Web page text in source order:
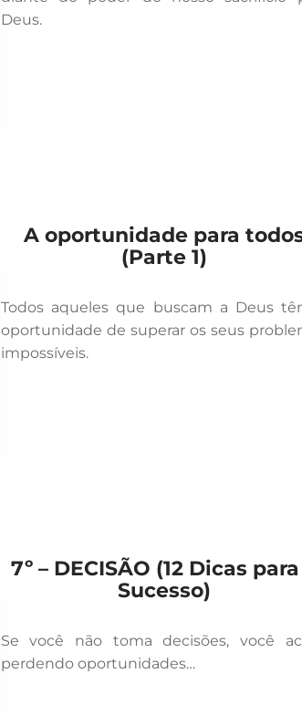
Deus.
A oportunidade para
(Parte 1)
Todos aqueles que buscam a Deus
oportunidade de superar os seus
impossíveis.
7º – DECISÃO (12 Dicas
Sucesso)
Se você não toma decisões, você
perdendo oportunidades…